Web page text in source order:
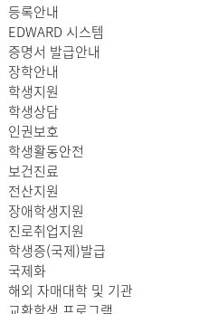
등록안내
EDWARD 시스템
증명서 발급안내
장학안내
학생지원
학생상담
인권보호
학생활동안전
보건진료
전산지원
장애학생지원
진로취업지원
학생증(국제)발급
국제화
해외 자매대학 및 기관